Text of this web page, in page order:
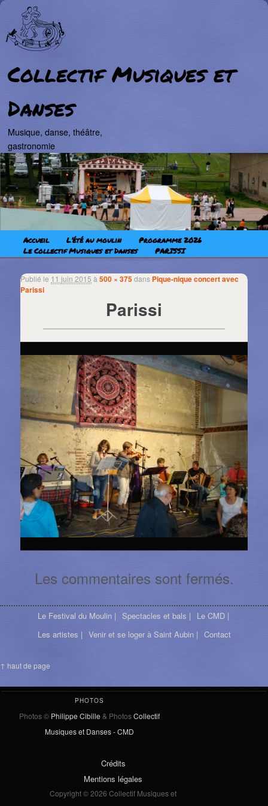
Collectif Musiques et
Danses
Musique, danse, théâtre,
gastronomie
Menu principalAller au contenu principal
Aller au contenu secondaire
Accueil L’été au moulin
Programme 2026
Le Collectif Musiques et Danses
PARISSI
Navigation des images
Parissi
Publié le 11 juin 2015 à500 × 375dans Pique-nique concert avec
Parissi
Les commentaires sont fermés.
Le Festival du Moulin | Spectacles et bals |
Le CMD |
Les artistes | Venir et se loger à Saint Aubin | Contact
↑ haut de page
PHOTOS
Photos © Philippe Cibille & PhotosCollectif
Musiques et Danses - CMD
Crédits
Mentions légales
Copyright © 2026 Collectif Musiques et